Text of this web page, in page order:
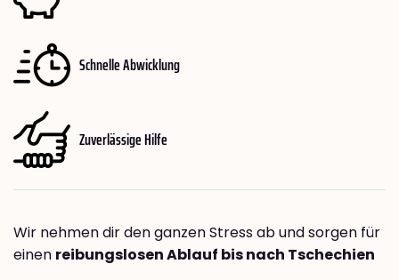
Schnelle Abwicklung
Zuverlässige Hilfe
Wir nehmen dir den ganzen Stress ab und sorgen für
einen reibungslosen Ablauf bis nach Tschechien